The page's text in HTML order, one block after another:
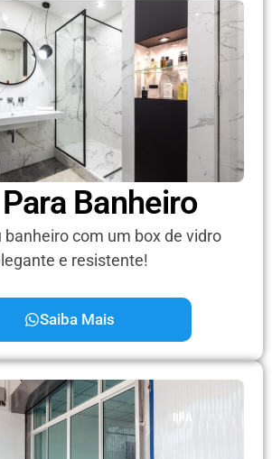
Banheiro
banheiro com um box de vidro
e resistente!
Saiba Mais